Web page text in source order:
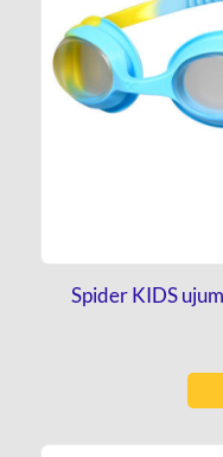
Spider KIDS